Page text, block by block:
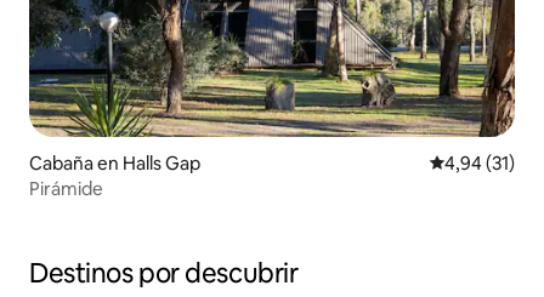
Cabaña en Halls Gap Calificación
4,94 (31)
Pirámide
Destinos por descubrir